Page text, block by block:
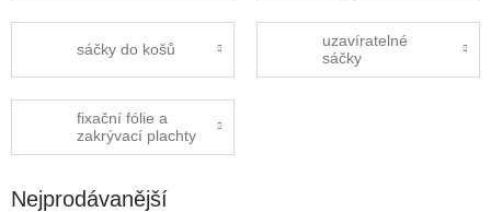
sáčky do košů
uzavíratelné
sáčky
fixační fólie a
zakrývací plachty
Nejprodávanější